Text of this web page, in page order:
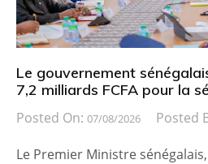
Le gouvernement
7,2 milliards FCFA pour la
Posted On: 07/08/2026 Posted
Le Premier Ministre